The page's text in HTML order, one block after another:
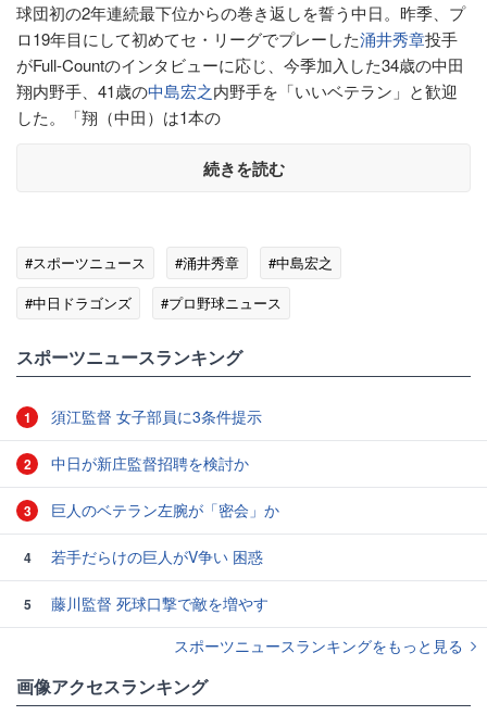
球団初の2年連続最下位からの巻き返しを誓う中日。昨季、プ
ロ19年目にして初めてセ・リーグでプレーした涌井秀章投手
がFull-Countのインタビューに応じ、今季加入した34歳の中田
翔内野手、41歳の中島宏之内野手を「いいベテラン」と歓迎
した。「翔（中田）は1本の
続きを読む
#スポーツニュース #涌井秀章
#中島宏之
#中日ドラゴンズ
#プロ野球ニュース
スポーツニュースランキング
1 須江監督 女子部員に3条件提示
2 中日が新庄監督招聘を検討か
3 巨人のベテラン左腕が「密会」か
4 若手だらけの巨人がV争い 困惑
5
藤川監督 死球口撃で敵を増やす
スポーツニュースランキングをもっと見る
画像アクセスランキング